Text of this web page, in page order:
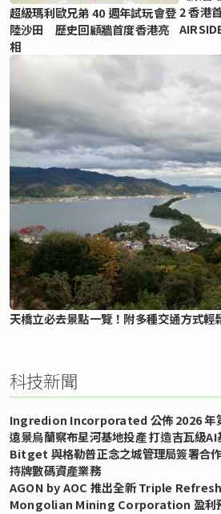
超級瑪利歐兄弟 40 週年試玩會登
陸沙田 歷史回顧牆首度香港亮
相
2 香港
天橋立必去景點一覽！附多種交通方式輕
科技新聞
Ingredion Incorporated 公佈 2026 年
遠景烏蘭察布星河基地投產 打造吉瓦級
Bitget 與格勒普正念之城管理局簽署合
持牌數碼資產業務
AGON by AOC 推出全新 Triple
Mongolian Mining Corporation 盈利